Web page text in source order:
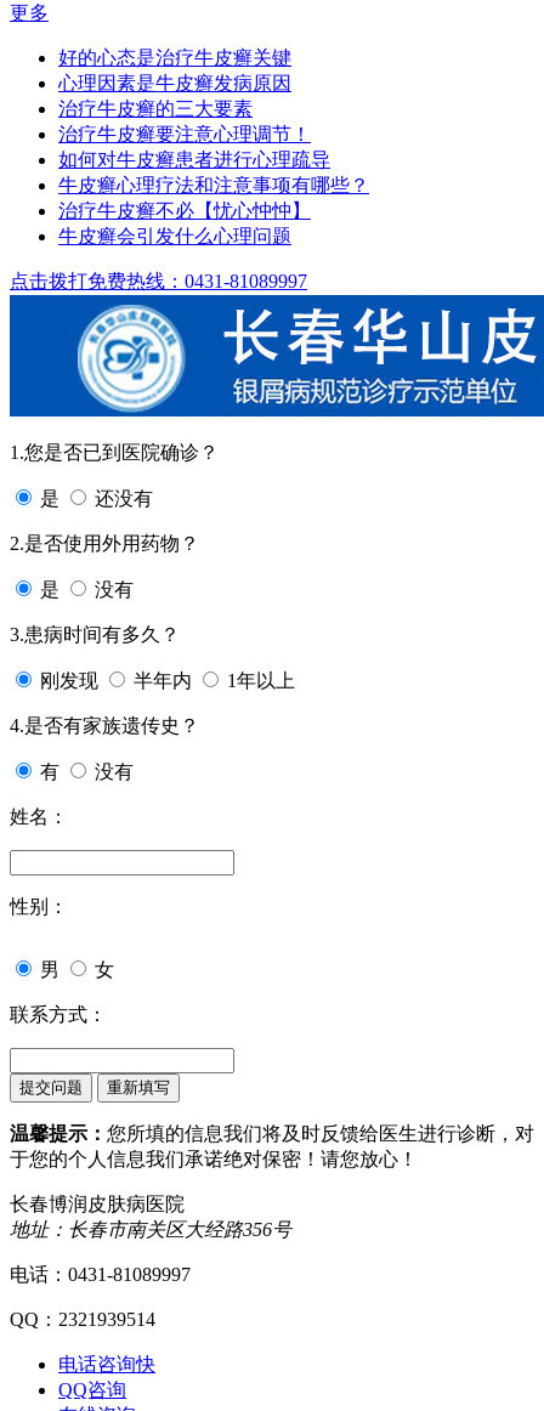
更多
好的心态是治疗牛皮癣关键
心理因素是牛皮癣发病原因
治疗牛皮癣的三大要素
治疗牛皮癣要注意心理调节！
如何对牛皮癣患者进行心理疏导
牛皮癣心理疗法和注意事项有哪些？
治疗牛皮癣不必【忧心忡忡】
牛皮癣会引发什么心理问题
点击拨打免费热线：0431-81089997
1.您是否已到医院确诊？
是 还没有
2.是否使用外用药物？
是 没有
3.患病时间有多久？
刚发现 半年内 1年以上
4.是否有家族遗传史？
有 没有
姓名：
性别：
男 女
联系方式：
温馨提示： 您所填的信息我们将及时反馈给医生进行诊断，对
于您的个人信息我们承诺绝对保密！请您放心！
长春博润皮肤病医院
地址：长春市南关区大经路356号
电话：0431-81089997
QQ：2321939514
电话咨询快
QQ咨询